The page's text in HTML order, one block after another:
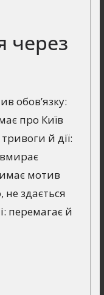
через
обов’язку:
про Київ
й дії:
мотив
не здається
перемагає й